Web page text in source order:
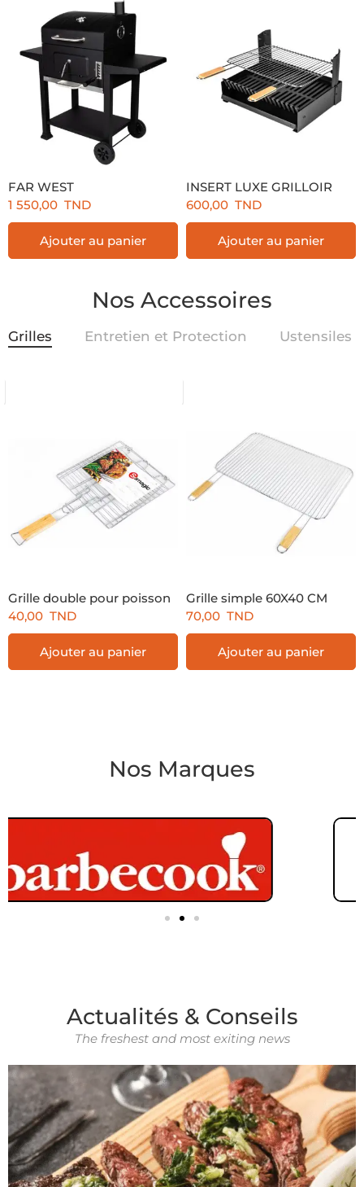
FAR WEST
1 550,00 TND
Ajouter au panier
INSERT LUXE GRILLOIR
600,00 TND
Ajouter au panier
Nos Accessoires
Grilles Entretien et Protection Ustensiles
Grille double pour poisson
40,00 TND
Ajouter au panier
Grille simple 60X40 CM
70,00 TND
Ajouter au panier
Nos Marques
Actualités & Conseils
The freshest and most exiting news